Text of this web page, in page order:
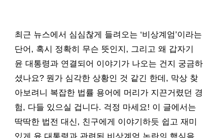
최근 뉴스에서 심심찮게 들려오는 ‘비상계엄’이라는
단어, 혹시 정확히 무슨 뜻인지, 그리고 왜 갑자기
윤 대통령과 연결되어 이야기가 나오는 건지 궁금하
셨나요? 뭔가 심각한 상황인 것 같긴 한데, 막상 찾
아보려니 복잡한 법률 용어에 머리가 지끈거렸던 경
험, 다들 있으실 겁니다. 걱정 마세요! 이 글에서는
딱딱한 법전 대신, 친구에게 이야기하듯 쉽고 재미